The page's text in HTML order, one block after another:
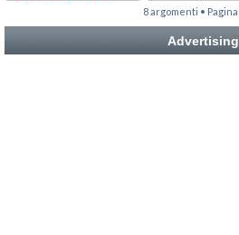
8 argomenti • Pagina
Advertising